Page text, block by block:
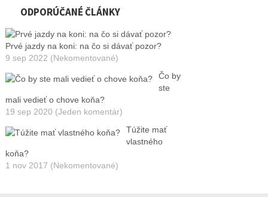
ODPORÚČANÉ ČLÁNKY
Prvé jazdy na koni: na čo si dávať pozor?
9 sep 2022 (Nekomentované)
Čo by
ste
mali vedieť o chove koňa?
19 sep 2020 (Jeden komentár)
Túžite mať
vlastného
koňa?
1 nov 2017 (Nekomentované)